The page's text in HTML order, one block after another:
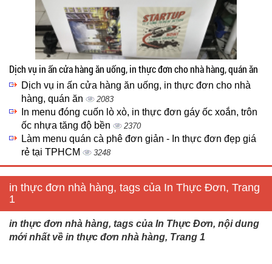
Dịch vụ in ấn cửa hàng ăn uống, in thực đơn cho nhà hàng, quán ăn
Dịch vụ in ấn cửa hàng ăn uống, in thực đơn cho nhà
hàng, quán ăn
2083
In menu đóng cuốn lò xò, in thực đơn gáy ốc xoắn, trôn
ốc nhựa tăng độ bền
2370
Làm menu quán cà phê đơn giản - In thực đơn đẹp giá
rẻ tại TPHCM
3248
in thực đơn nhà hàng, tags của In Thực Đơn, Trang
1
in thực đơn nhà hàng, tags của In Thực Đơn, nội dung
mới nhất về in thực đơn nhà hàng, Trang 1